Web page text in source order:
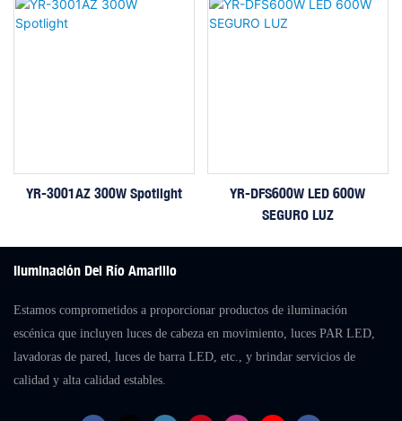
YR-3001AZ 300W Spotlight
YR-DFS600W LED 600W
SEGURO LUZ
Iluminación Del Río Amarillo
Estamos comprometidos a proporcionar productos de iluminación
escénica que incluyen luces de cabeza en movimiento, luces PAR LED,
lavadoras de pared, luces de barra LED, etc., y brindar servicios de
calidad y alta calidad estables.